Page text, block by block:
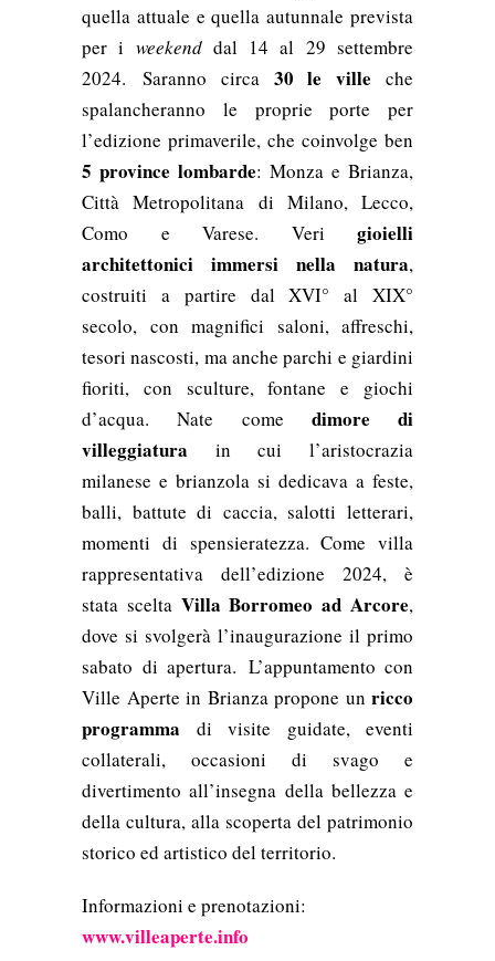
quella attuale e quella autunnale prevista
per i weekenddal 14 al 29 settembre
2024. Saranno circa 30 le ville che
spalancheranno le proprie porte per
l’edizione primaverile, che coinvolge ben
5 province lombarde: Monza e Brianza,
Città Metropolitana di Milano, Lecco,
Como e Varese. Veri gioielli
architettonici immersi nella natura,
costruiti a partire dal XVI° al XIX°
secolo, con magnifici saloni, affreschi,
tesori nascosti, ma anche parchi e giardini
fioriti, con sculture, fontane e giochi
d’acqua. Nate come dimore di
villeggiatura in cui l’aristocrazia
milanese e brianzola si dedicava a feste,
balli, battute di caccia, salotti letterari,
momenti di spensieratezza. Come villa
rappresentativa dell’edizione 2024, è
stata scelta Villa Borromeo ad Arcore,
dove si svolgerà l’inaugurazione il primo
sabato di apertura. L’appuntamento con
Ville Aperte in Brianza propone un ricco
programma di visite guidate, eventi
collaterali, occasioni di svago e
divertimento all’insegna della bellezza e
della cultura, alla scoperta del patrimonio
storico ed artistico del territorio.
Informazioni e prenotazioni:
www.villeaperte.info